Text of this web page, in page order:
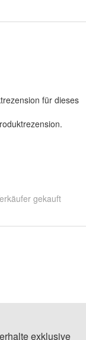
für dieses
.
gekauft
exklusive